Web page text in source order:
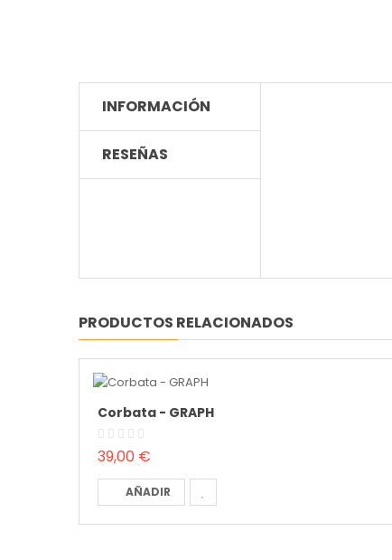
INFORMACIÓN
RESEÑAS
PRODUCTOS RELACIONADOS
Corbata - GRAPH
39,00 €
AÑADIR